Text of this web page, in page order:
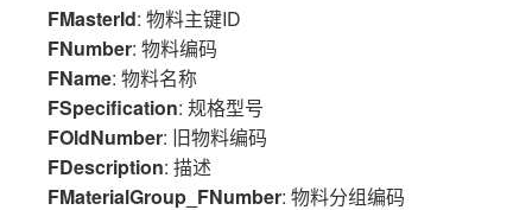
FMasterId: 物料主键ID
FNumber: 物料编码
FName: 物料名称
FSpecification: 规格型号
FOldNumber: 旧物料编码
FDescription: 描述
FMaterialGroup_FNumber: 物料分组编码